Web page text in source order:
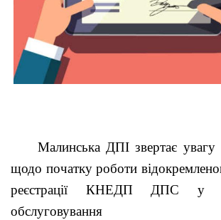
Малинська ДПІ звертає увагу
щодо початкуроботи відокремлен
реєстрації КНЕДП ДПС у
обслуговування